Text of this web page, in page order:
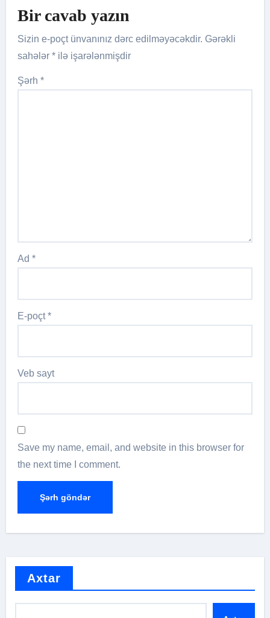
Bir cavab yazın
Sizin e-poçt ünvanınız dərc edilməyəcəkdir. Gərəkli
sahələr* ilə işarələnmişdir
Şərh*
Ad*
E-poçt*
Veb sayt
Save my name, email, and website in this browser for
the next time I comment.
Axtar